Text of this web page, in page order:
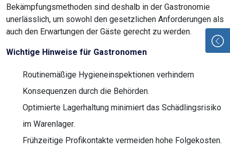
Bekämpfungsmethoden sind deshalb in der Gastronomie
unerlässlich, um sowohl den gesetzlichen Anforderungen als
auch den Erwartungen der Gäste gerecht zu werden.
Wichtige Hinweise für Gastronomen
Routinemäßige Hygieneinspektionen verhindern
Konsequenzen durch die Behörden.
Optimierte Lagerhaltung minimiert das Schädlingsrisiko
im Warenlager.
Frühzeitige Profikontakte vermeiden hohe Folgekosten.